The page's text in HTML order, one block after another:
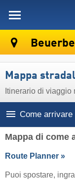
Mappa
Itinerario di viaggio
Come arrivare
Mappa di come
Route Planner »
Puoi spostare,